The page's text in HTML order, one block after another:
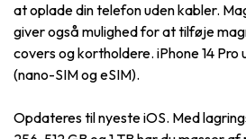
at oplade din telefon uden kabler.
giver også mulighed for at tilføje
covers og kortholdere. iPhone 14
(nano-SIM og eSIM).
Opdateres til nyeste iOS. Med